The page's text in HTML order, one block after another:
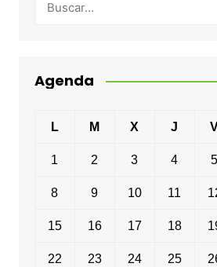
Agenda
L M X J
1 2 3 4 5
8 9 10 11
15 16 17 18
22 23 24 25